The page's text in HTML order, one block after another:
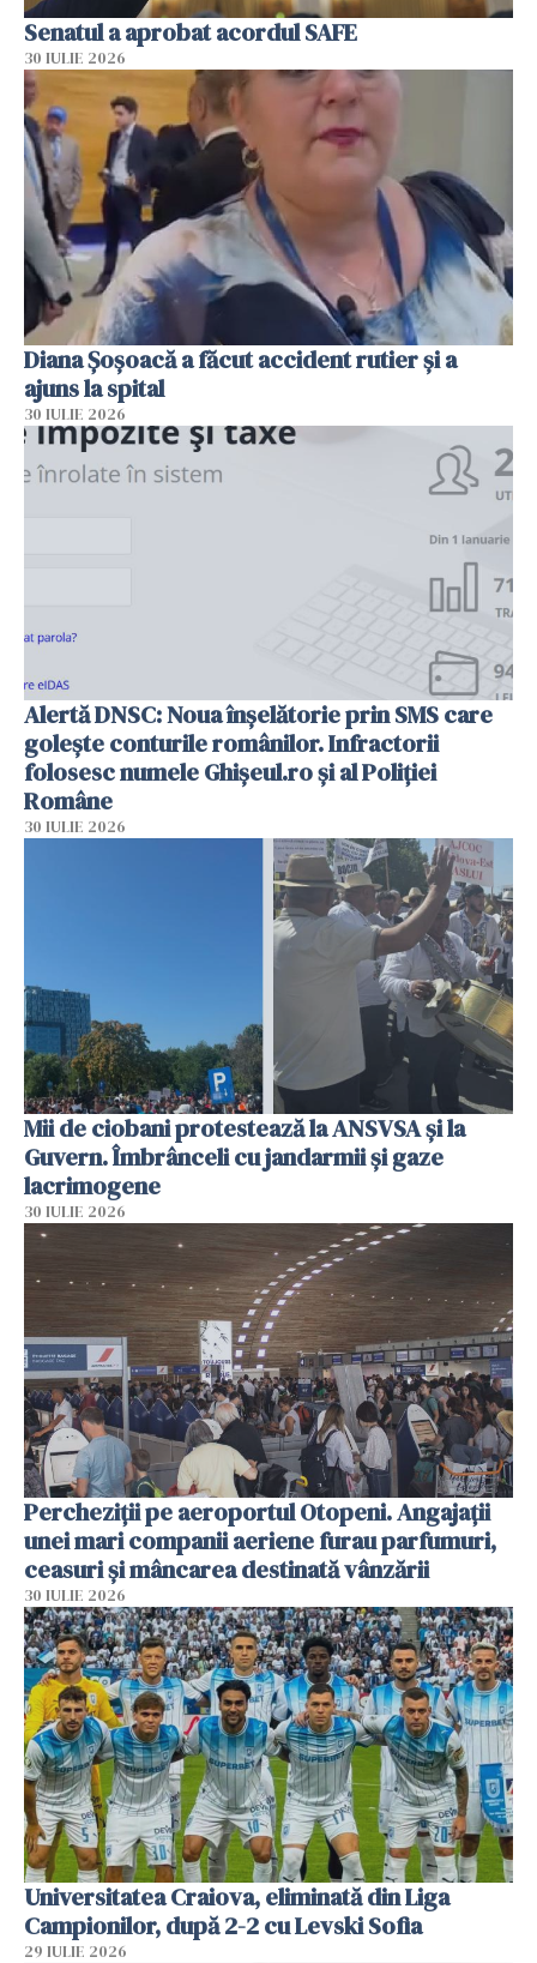
Senatul a aprobat acordul SAFE
30 IULIE 2026
Diana Șoșoacă a făcut accident rutier și a
ajuns la spital
30 IULIE 2026
Alertă DNSC: Noua înșelătorie prin SMS care
golește conturile românilor. Infractorii
folosesc numele Ghișeul.ro și al Poliției
Române
30 IULIE 2026
Mii de ciobani protestează la ANSVSA și la
Guvern. Îmbrânceli cu jandarmii și gaze
lacrimogene
30 IULIE 2026
Percheziții pe aeroportul Otopeni. Angajații
unei mari companii aeriene furau parfumuri,
ceasuri și mâncarea destinată vânzării
30 IULIE 2026
Universitatea Craiova, eliminată din Liga
Campionilor, după 2-2 cu Levski Sofia
29 IULIE 2026